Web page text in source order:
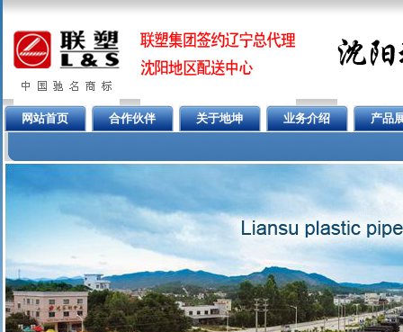
网站首页 合作伙伴 关于地坤 业务介绍 产品